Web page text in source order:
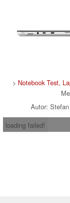
> Notebook Test,
Autor:
loading failed!